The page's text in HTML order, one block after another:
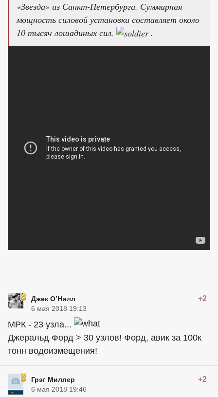
«Звезда» из Санкт-Петербурга. Суммарная
мощность силовой установки составляет около
10 тысяч лошадиных сил.
.
Джек О’Нилл +2
6 мая 2018 19:13
МРК - 23 узла...
Джеральд Форд > 30 узлов! Форд, авик за 100к
тонн водоизмещения!
Грэг Миллер +2
6 мая 2018 19:46